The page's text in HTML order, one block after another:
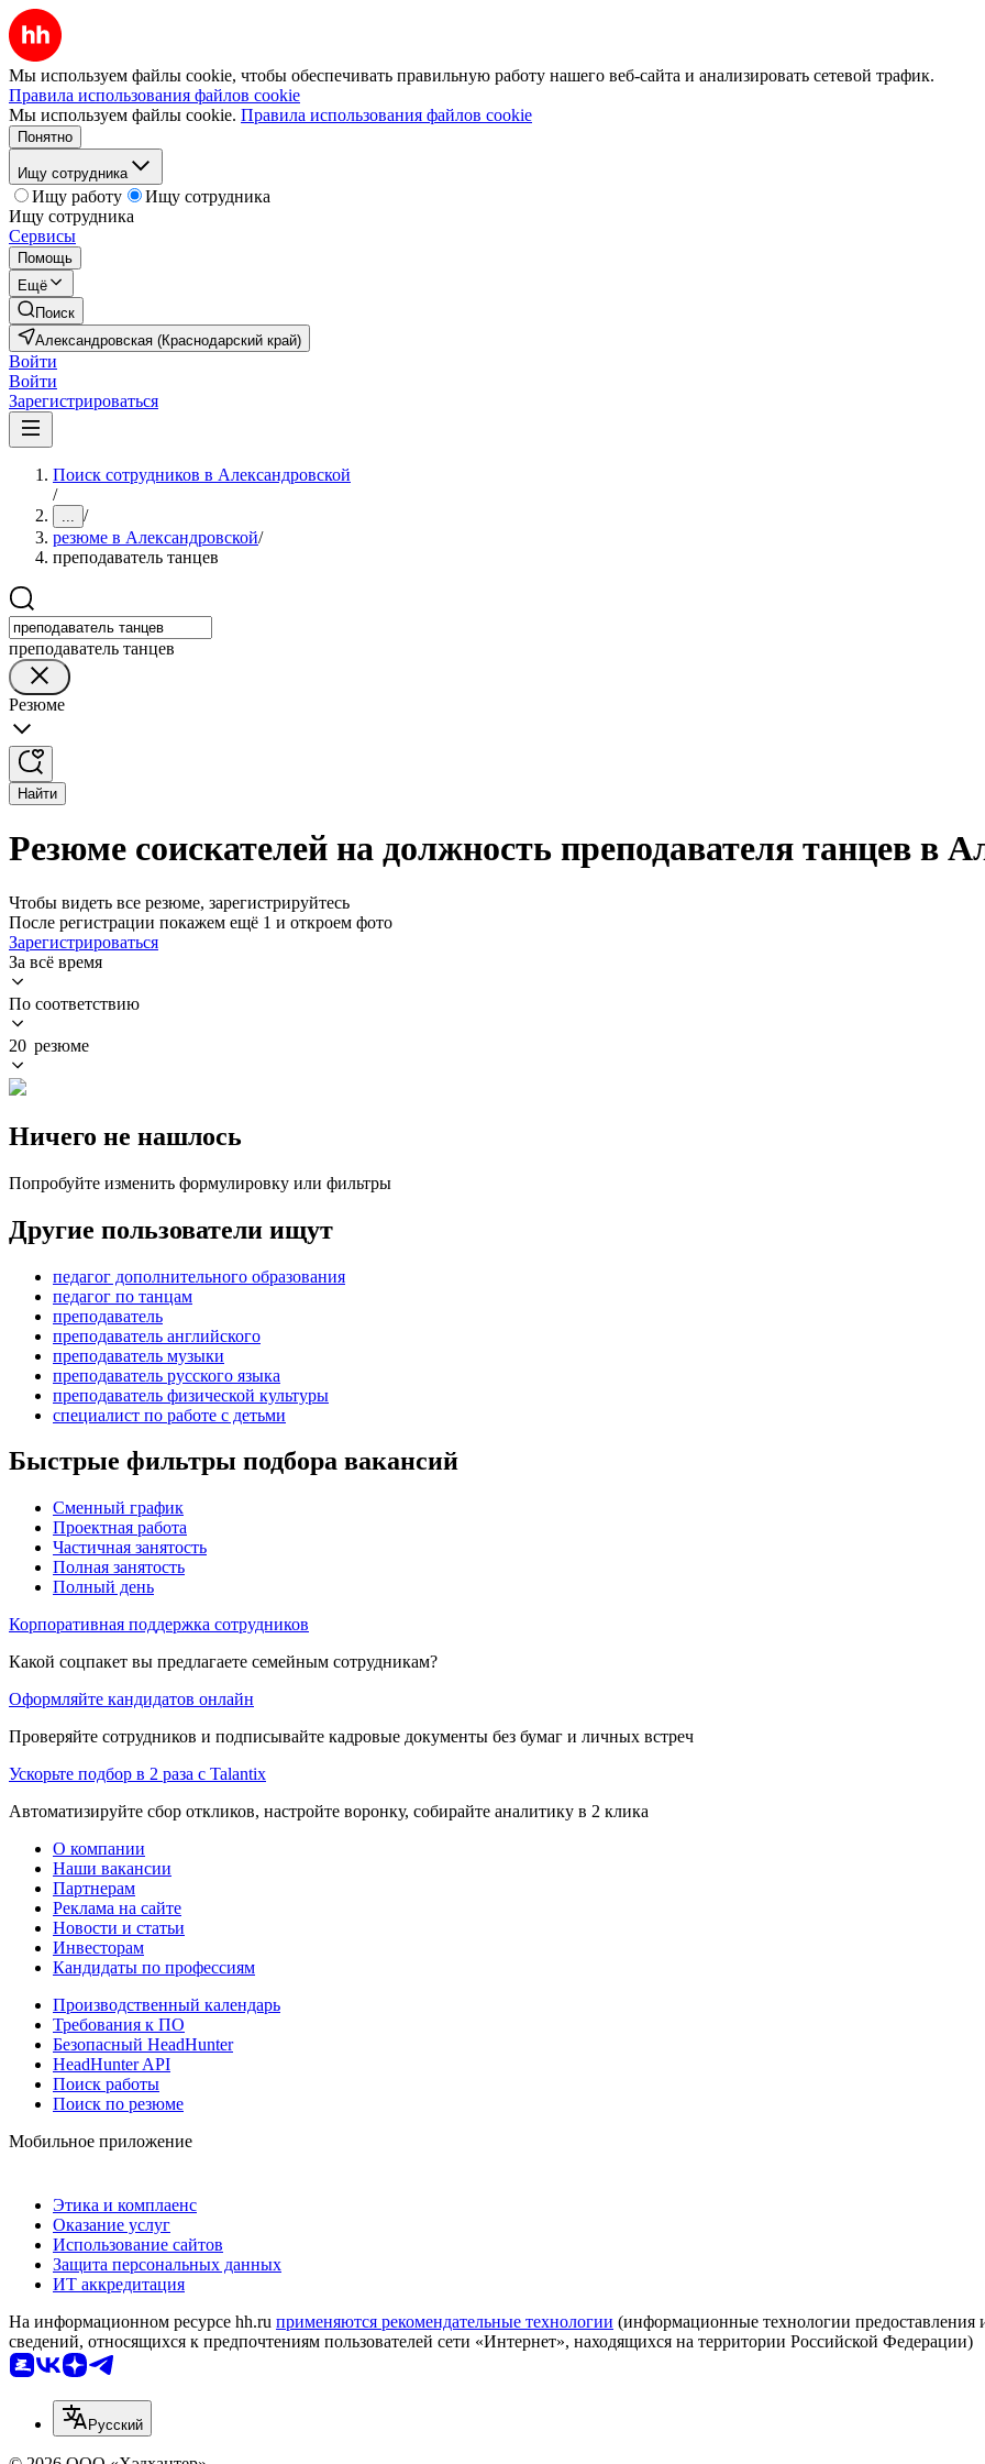
Мы используем файлы cookie, чтобы обеспечивать правильную работу нашего веб-сайта и анализировать сетевой трафик.
Правила использования файлов cookie
Мы используем файлы cookie. Правила использования файлов cookie
Понятно
Ищу сотрудника
Ищу работу
Ищу сотрудника
Ищу сотрудника
Сервисы
Помощь
Ещё
Поиск
Александровская (Краснодарский край)
Войти
Войти
Зарегистрироваться
Поиск сотрудников в Александровской
/
... /
резюме в Александровской/
преподаватель танцев
преподаватель танцев
Резюме
Найти
Резюме соискателей на должность преподавателя танцев в
Чтобы видеть все резюме, зарегистрируйтесь
После регистрации покажем ещё 1 и откроем фото
Зарегистрироваться
За всё время
По соответствию
20 резюме
Ничего не нашлось
Попробуйте изменить формулировку или фильтры
Другие пользователи ищут
педагог дополнительного образования
педагог по танцам
преподаватель
преподаватель английского
преподаватель музыки
преподаватель русского языка
преподаватель физической культуры
специалист по работе с детьми
Быстрые фильтры подбора вакансий
Сменный график
Проектная работа
Частичная занятость
Полная занятость
Полный день
Корпоративная поддержка сотрудников
Какой соцпакет вы предлагаете семейным сотрудникам?
Оформляйте кандидатов онлайн
Проверяйте сотрудников и подписывайте кадровые документы без бумаг и личных встреч
Ускорьте подбор в 2 раза с Talantix
Автоматизируйте сбор откликов, настройте воронку, собирайте аналитику в 2 клика
О компании
Наши вакансии
Партнерам
Реклама на сайте
Новости и статьи
Инвесторам
Кандидаты по профессиям
Производственный календарь
Требования к ПО
Безопасный HeadHunter
HeadHunter API
Поиск работы
Поиск по резюме
Мобильное приложение
Этика и комплаенс
Оказание услуг
Использование сайтов
Защита персональных данных
ИТ аккредитация
На информационном ресурсе hh.ru применяются рекомендательные технологии (информационные технологии предоставления
сведений, относящихся к предпочтениям пользователей сети «Интернет», находящихся на территории Российской Федерации)
Русский